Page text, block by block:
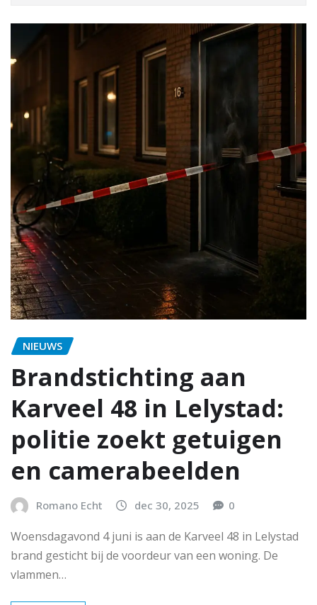
NIEUWS
Brandstichting aan
Karveel 48 in Lelystad:
politie zoekt getuigen
en camerabeelden
Romano Echt dec 30, 2025 0
Woensdagavond 4 juni is aan de Karveel 48 in Lelystad
brand gesticht bij de voordeur van een woning. De
vlammen…